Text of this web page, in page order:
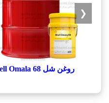
روغن شل Shell Omala 68
❮